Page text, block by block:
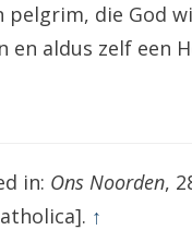
pelgrim, die God
en aldus zelf een
in: Ons Noorden,
↑